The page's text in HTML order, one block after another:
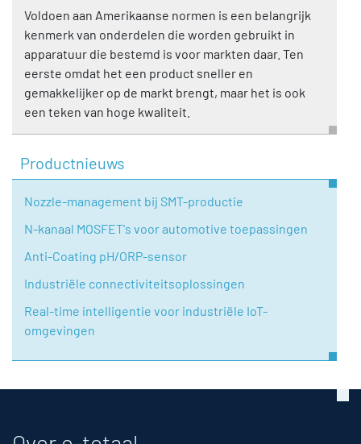
Voldoen aan Amerikaanse normen is een belangrijk
kenmerk van onderdelen die worden gebruikt in
apparatuur die bestemd is voor markten daar. Ten
eerste omdat het een product sneller en
gemakkelijker op de markt brengt, maar het is ook
een teken van hoge kwaliteit.
Productnieuws
Nozzle-management bij SMT-productie
N-kanaal MOSFET's voor automotive toepassingen
Anti-Coating pH/ORP-sensor
Industriële connectiviteitsoplossingen
Real-time intelligentie voor industriële IoT-
omgevingen